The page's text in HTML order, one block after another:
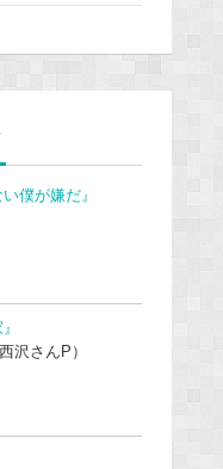
僕が嫌だ』
沢さんP）